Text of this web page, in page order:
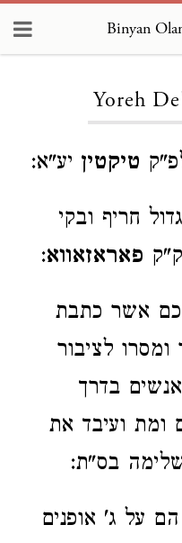
Binyan
Yoreh
טיקטין יע"א:
חריף ובקי
פאראזאווא:
אשר כתבת
לציבור
בדרך
ומת ועיבד את
שלימה בס"ת:
על ג' אופנים